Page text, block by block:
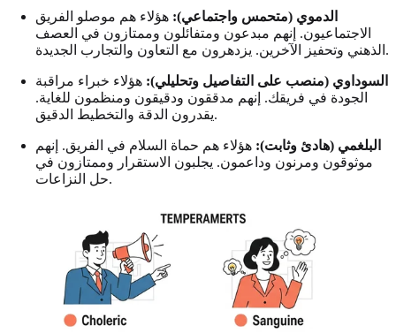
الدموي (متحمس واجتماعي): هؤلاء هم موصلو الفريق
الاجتماعيون. إنهم مبدعون ومتفائلون وممتازون في العصف
الذهني وتحفيز الآخرين. يزدهرون مع التعاون والتجارب الجديدة.
السوداوي (منصب على التفاصيل وتحليلي): هؤلاء خبراء مراقبة
الجودة في فريقك. إنهم مدققون ودقيقون ومنظمون للغاية.
يقدرون الدقة والتخطيط الدقيق.
البلغمي (هادئ وثابت): هؤلاء هم حماة السلام في الفريق. إنهم
موثوقون ومرنون وداعمون. يجلبون الاستقرار وممتازون في
حل النزاعات.